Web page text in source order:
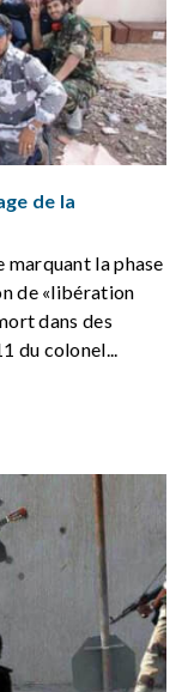
de la
marquant la phase
de «libération
dans des
du colonel...